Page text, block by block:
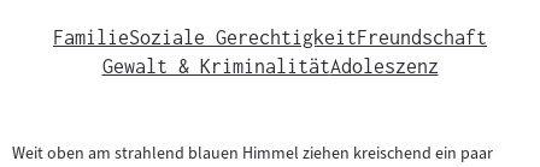
FamilieSoziale GerechtigkeitFreundschaft
Gewalt & KriminalitätAdoleszenz
Weit oben am strahlend blauen Himmel ziehen kreischend ein paar